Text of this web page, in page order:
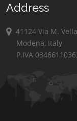
Address
41124 Via M.
Modena, Italy
P.IVA